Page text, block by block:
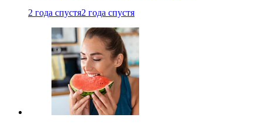
2 года спустя2 года спустя